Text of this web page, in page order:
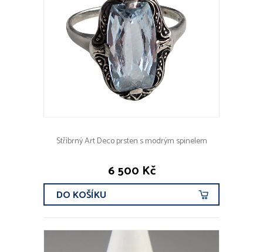
Stříbrný Art Deco prsten s modrým spinelem
6 500 Kč
DO KOŠÍKU